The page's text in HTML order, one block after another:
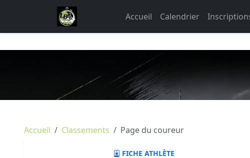
Accueil Calendrier
Accueil Classements Page du coureur
FICHE ATHLÈTE